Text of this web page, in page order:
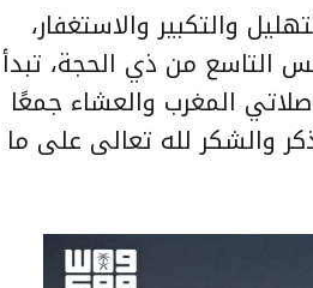
والتكبير والاستغفار،
من ذي الحجة، تبدأ
المغرب والعشاء جمعًا
والشكر لله تعالى على ما